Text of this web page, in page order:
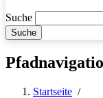
Suche
Startseite /